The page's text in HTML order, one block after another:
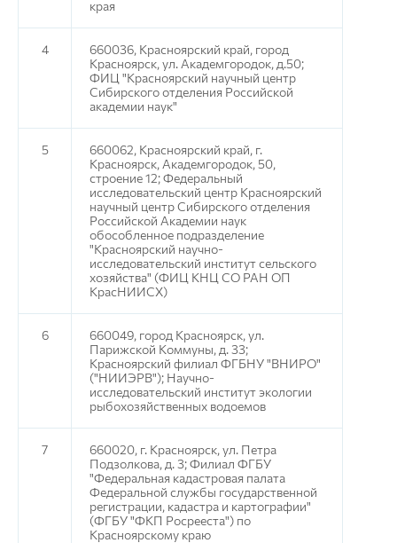
края
4
660036, Красноярский край, город
Красноярск, ул. Академгородок, д.50;
ФИЦ "Красноярский научный центр
Сибирского отделения Российской
академии наук"
5
660062, Красноярский край, г.
Красноярск, Академгородок, 50,
строение 12; Федеральный
исследовательский центр Красноярский
научный центр Сибирского отделения
Российской Академии наук
обособленное подразделение
"Красноярский научно-
исследовательский институт сельского
хозяйства" (ФИЦ КНЦ СО РАН ОП
КрасНИИСХ)
6
660049, город Красноярск, ул.
Парижской Коммуны, д. 33;
Красноярский филиал ФГБНУ "ВНИРО"
("НИИЭРВ"); Научно-
исследовательский институт экологии
рыбохозяйственных водоемов
7
660020, г. Красноярск, ул. Петра
Подзолкова, д. 3; Филиал ФГБУ
"Федеральная кадастровая палата
Федеральной службы государственной
регистрации, кадастра и картографии"
(ФГБУ "ФКП Росрееста") по
Красноярскому краю